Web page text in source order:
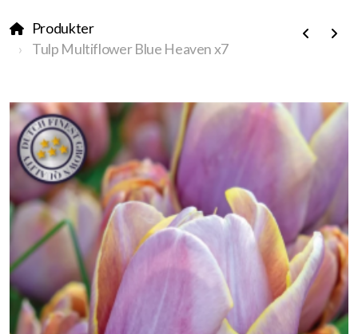
Produkter
Tulp Multiflower Blue Heaven x7
Förköp höstens alla lökar